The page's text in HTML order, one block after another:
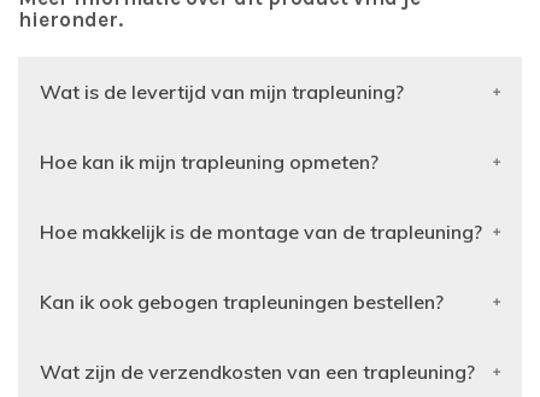
hieronder.
Wat is de levertijd van mijn trapleuning?
Hoe kan ik mijn trapleuning opmeten?
Hoe makkelijk is de montage van de trapleuning?
Kan ik ook gebogen trapleuningen bestellen?
Wat zijn de verzendkosten van een trapleuning?